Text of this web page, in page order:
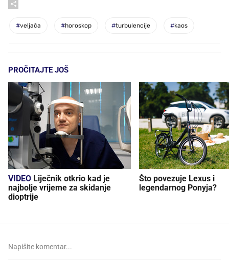
#veljača #horoskop #turbulencije #kaos
PROČITAJTE JOŠ
VIDEO
najbolje vrijeme za skidanje
dioptrije
Što povezuje Lexus i
legendarnog Ponyja?